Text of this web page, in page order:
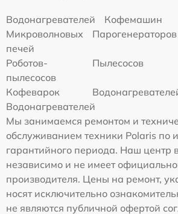
Водонагревателей
Кофемашин
Микроволновых
печей
Парогенераторов
Роботов-
пылесосов
Пылесосов
Кофеварок
Водонагревателей
Мы занимаемся ремонтом и
обслуживанием техники Polaris по
гарантийного периода. Наш центр
независимо и не имеет
производителя. Цены на ремонт,
носят исключительно
не являются публичной офертой